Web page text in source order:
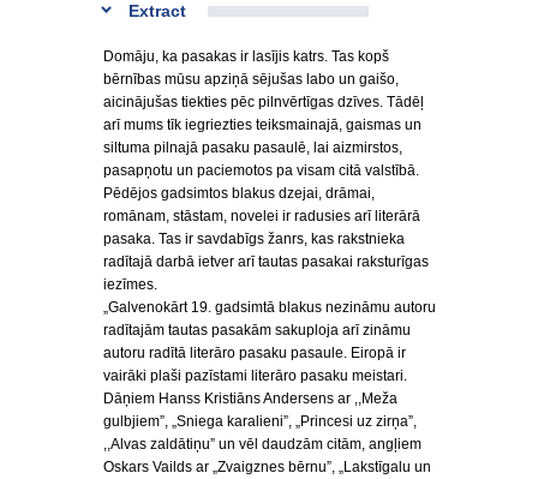
Extract
Domāju, ka pasakas ir lasījis katrs. Tas kopš
bērnības mūsu apziņā sējušas labo un gaišo,
aicinājušas tiekties pēc pilnvērtīgas dzīves. Tādēļ
arī mums tīk iegriezties teiksmainajā, gaismas un
siltuma pilnajā pasaku pasaulē, lai aizmirstos,
pasapņotu un paciemotos pa visam citā valstībā.
Pēdējos gadsimtos blakus dzejai, drāmai,
romānam, stāstam, novelei ir radusies arī literārā
pasaka. Tas ir savdabīgs žanrs, kas rakstnieka
radītajā darbā ietver arī tautas pasakai raksturīgas
iezīmes.
„Galvenokārt 19. gadsimtā blakus nezināmu autoru
radītajām tautas pasakām sakuploja arī zināmu
autoru radītā literāro pasaku pasaule. Eiropā ir
vairāki plaši pazīstami literāro pasaku meistari.
Dāņiem Hanss Kristiāns Andersens ar ,,Meža
gulbjiem”, „Sniega karalieni”, „Princesi uz zirņa”,
,,Alvas zaldātiņu” un vēl daudzām citām, angļiem
Oskars Vailds ar „Zvaigznes bērnu”, „Lakstīgalu un